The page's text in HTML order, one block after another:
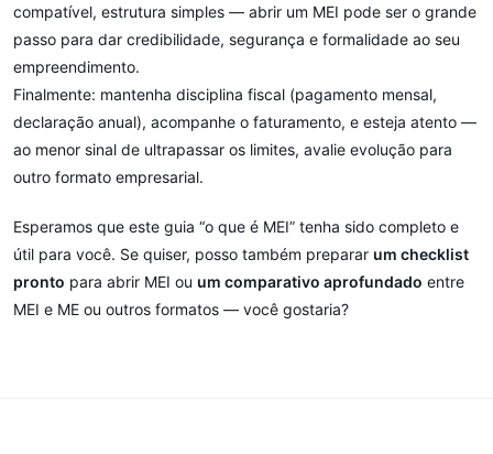
compatível, estrutura simples — abrir um MEI pode ser o grande
passo para dar credibilidade, segurança e formalidade ao seu
empreendimento.
Finalmente: mantenha disciplina fiscal (pagamento mensal,
declaração anual), acompanhe o faturamento, e esteja atento —
ao menor sinal de ultrapassar os limites, avalie evolução para
outro formato empresarial.
Esperamos que este guia “o que é MEI” tenha sido completo e
útil para você. Se quiser, posso também preparar um checklist
pronto para abrir MEI ou um comparativo aprofundado entre
MEI e ME ou outros formatos — você gostaria?